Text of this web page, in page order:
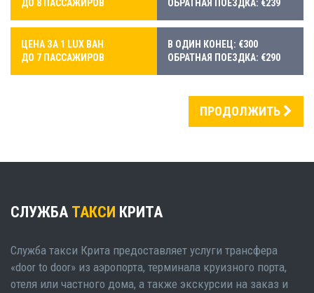
ДО 8 ПАССАЖИРОВ
ОБРАТНАЯ ПОЕЗДКА: €239
ЦЕНА ЗА 1 LUX ВАН
ДО 7 ПАССАЖИРОВ
В ОДИН КОНЕЦ: €300
ОБРАТНАЯ ПОЕЗДКА: €290
ПРОДОЛЖИТЬ
СЛУЖБА ТАКСИ КРИТА
Служба такси Крита предоставляет услуги трансфера
«door to door» из аэропорта, терминала круизного порта,
отеля или частного дома, а также экскурсии на заказ и